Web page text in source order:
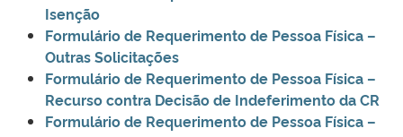
Isenção
Formulário de Requerimento de Pessoa Física –
Outras Solicitações
Formulário de Requerimento de Pessoa Física –
Recurso contra Decisão de Indeferimento da CR
Formulário de Requerimento de Pessoa Física –